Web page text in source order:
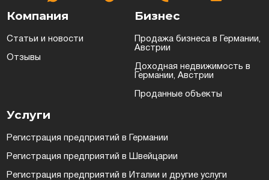
регистрация или
Люксембурге
Компания
Статьи и новости
Отзывы
Бизнес
Продажа бизнеса в Германии,
Австрии
Доходная недвижимость в
Германии, Австрии
Проданные объекты
Услуги
Регистрация предприятий в Германии
Регистрация предприятий в Швейцарии
Регистрация предприятий в Италии и другие услуги
Оставить заявку